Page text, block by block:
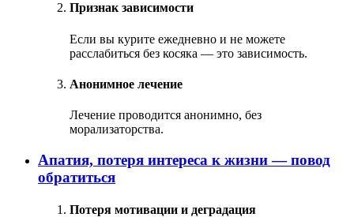
Признак зависимости
Если вы курите ежедневно и не можете
расслабиться без косяка — это зависимость.
Анонимное лечение
Лечение проводится анонимно, без
морализаторства.
Апатия, потеря интереса к жизни — повод
обратиться
Потеря мотивации и деградация